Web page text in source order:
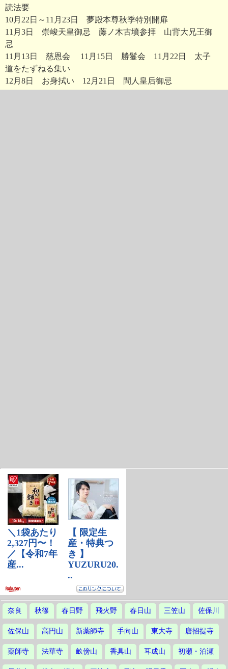
読法要
10月22日～11月23日 夢殿本尊秋季特別開扉
11月3日 崇峻天皇御忌 藤ノ木古墳参拝 山背大兄王御
忌
11月13日 慈恩会 11月15日 勝鬘会 11月22日 太子
道をたずねる集い
12月8日 お身拭い 12月21日 間人皇后御忌
奈良 秋篠 春日野 飛火野 春日山 三笠山 佐保川
佐保山 高円山 新薬師寺 手向山 東大寺 唐招提寺
薬師寺 法華寺 畝傍山 香具山 耳成山 初瀬・泊瀬